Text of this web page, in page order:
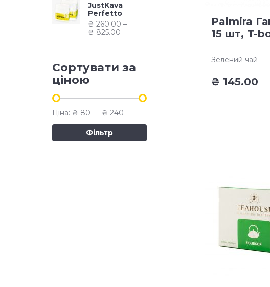
JustKava
Perfetto
₴ 260.00 –
₴ 825.00
Сортувати за
ціною
Фільтр
Ціна: ₴ 80 — ₴ 240
Palmira
15 шт, T-
Зелений чай
₴ 145.00